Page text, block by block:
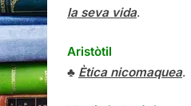
la seva vida.
Aristòtil
♣ Ètica nicomaquea.